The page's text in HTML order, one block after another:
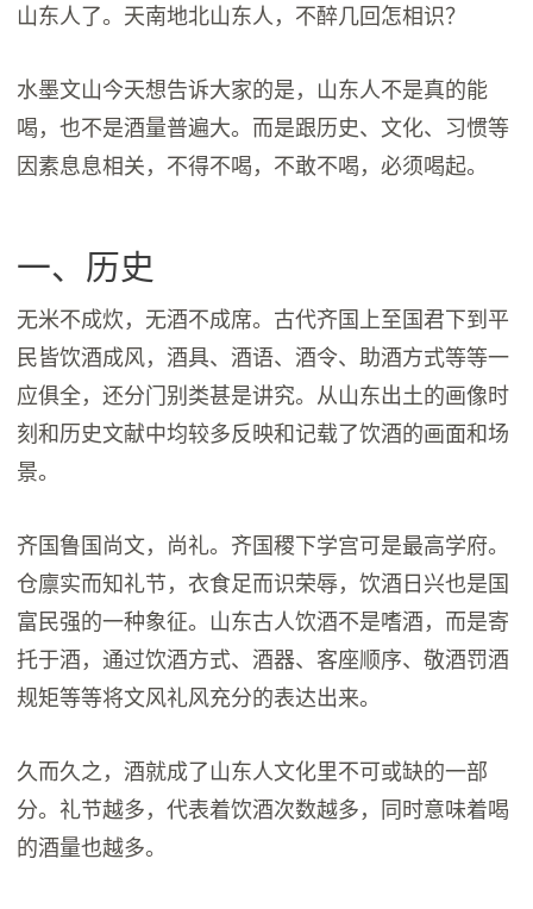
山东人了。天南地北山东人，不醉几回怎相识？
水墨文山今天想告诉大家的是，山东人不是真的能
喝，也不是酒量普遍大。而是跟历史、文化、习惯等
因素息息相关，不得不喝，不敢不喝，必须喝起。
一、历史
无米不成炊，无酒不成席。古代齐国上至国君下到平
民皆饮酒成风，酒具、酒语、酒令、助酒方式等等一
应俱全，还分门别类甚是讲究。从山东出土的画像时
刻和历史文献中均较多反映和记载了饮酒的画面和场
景。
齐国鲁国尚文，尚礼。齐国稷下学宫可是最高学府。
仓廪实而知礼节，衣食足而识荣辱，饮酒日兴也是国
富民强的一种象征。山东古人饮酒不是嗜酒，而是寄
托于酒，通过饮酒方式、酒器、客座顺序、敬酒罚酒
规矩等等将文风礼风充分的表达出来。
久而久之，酒就成了山东人文化里不可或缺的一部
分。礼节越多，代表着饮酒次数越多，同时意味着喝
的酒量也越多。